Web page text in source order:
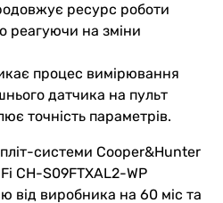
9 мм
ресурс роботи
реагуючи на зміни
процес вимірювання
датчика на пульт
точність параметрів.
системи Cooper&Hunter
CH-S09FTXAL2-WP
від виробника на 60 міс та